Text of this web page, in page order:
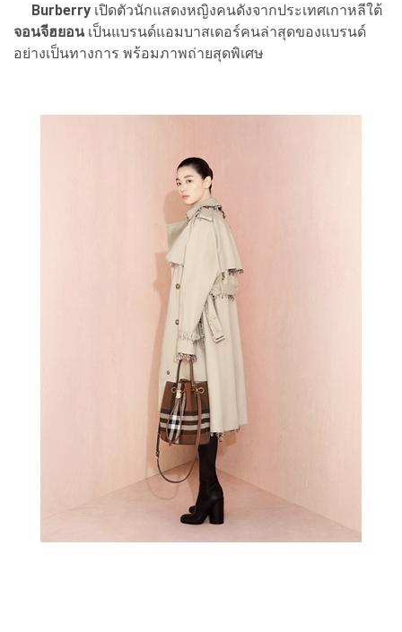
Burberry เปิดตัวนักแสดงหญิงคนดังจากประเทศเกาหลีใต้
จอนจีฮยอนเป็นแบรนด์แอมบาสเดอร์คนล่าสุดของแบรนด์
อย่างเป็นทางการ พร้อมภาพถ่ายสุดพิเศษ